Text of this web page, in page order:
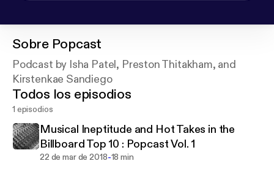
Sobre Popcast
Podcast by Isha Patel, Preston Thitakham, and
Kirstenkae Sandiego
Todos los episodios
1 episodios
Musical Ineptitude and Hot Takes in the
Billboard Top 10 : Popcast Vol. 1
22 de mar de 2018-18 min